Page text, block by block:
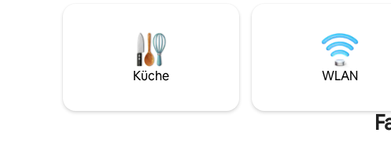
Hinweis: Outdoor- und
Wasseraktivitäten erfolgen auf eigenes
Risiko der Gäste. Bitte beaufsichtige
verantwortungsvoll.
entfernt. Auch
vielen
Aktivitäten in
Küche WLAN